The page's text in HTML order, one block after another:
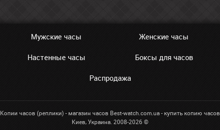
Мужские часы Женские часы
Настенные часы Боксы для часов
Распродажа
Копии часов (реплики) - магазин часов Best-watch.com.ua - купить копию часов
Киев, Украина. 2008-2026 ©